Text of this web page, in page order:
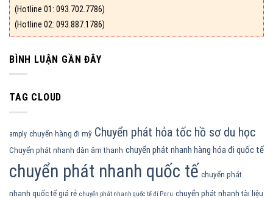
(Hotline 01: 093.702.7786)
(Hotline 02: 093.887.1786)
BÌNH LUẬN GẦN ĐÂY
TAG CLOUD
amply chuyển hàng đi mỹ Chuyển phát hỏa tốc hồ sơ du học
Chuyển phát nhanh dàn âm thanh chuyển phát nhanh hàng hóa đi quốc tế
chuyển phát nhanh quốc tế chuyển phát
nhanh quốc tế giá rẻ chuyển phát nhanh quốc tế đi Peru chuyển phát nhanh tài liệu